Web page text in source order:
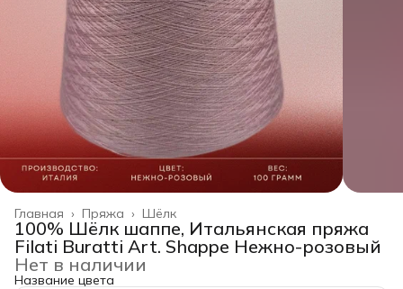
Шёлк
Пряжа ›
Главная ›
100% Шёлк шаппе, Итальянская пряжа
Filati Buratti Art. Shappe Нежно-розовый
Нет в наличии
Название цвета